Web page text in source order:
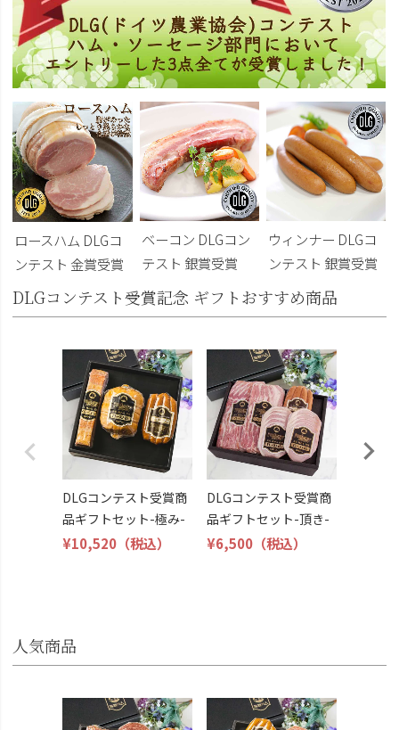
ロースハム DLGコ
ンテスト 金賞受賞
ベーコン DLGコン
テスト 銀賞受賞
ウィンナー DLGコ
ンテスト 銀賞受賞
DLGコンテスト受賞記念 ギフトおすすめ商品
DLGコンテスト受賞商
品ギフトセット-極み-
¥10,520 （税込）
DLGコンテスト受賞商
品ギフトセット-頂き-
¥6,500 （税込）
人気商品